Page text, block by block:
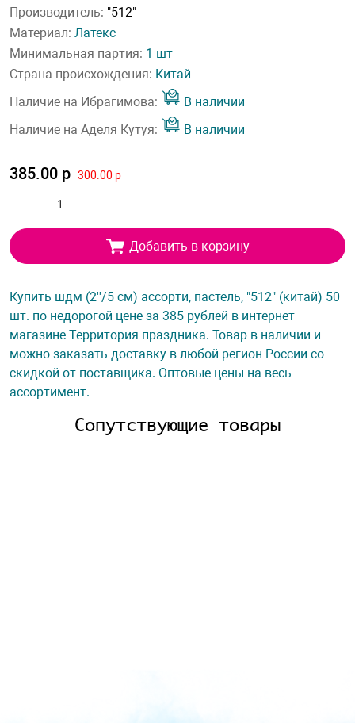
Производитель: "512"
Материал: Латекс
Минимальная партия: 1 шт
Страна происхождения: Китай
Наличие на Ибрагимова:
В наличии
Наличие на Аделя Кутуя:
В наличии
385.00 р 300.00 р
Добавить в корзину
Купить шдм (2''/5 см) ассорти, пастель, "512" (китай) 50
шт. по недорогой цене за 385 рублей в интернет-
магазине Территория праздника. Товар в наличии и
можно заказать доставку в любой регион России со
скидкой от поставщика. Оптовые цены на весь
ассортимент.
Сопутствующие товары